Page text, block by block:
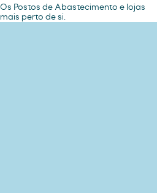
Os Postos de Abastecimento e lojas
mais perto de si.